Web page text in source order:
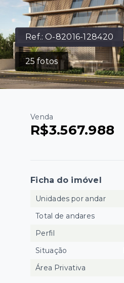
Ref.:O-82016-128420
25 fotos
Venda
R$3.567.988
Ficha do imóvel
Unidades por andar
Total de andares
Perfil
Situação
Área Privativa